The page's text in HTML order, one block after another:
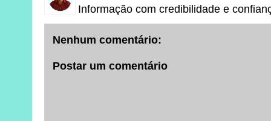
Informação com credibilidade e
Nenhum comentário:
Postar um comentário